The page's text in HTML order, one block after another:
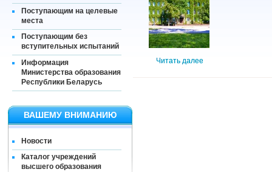
Поступающим на целевые
места
Поступающим без
вступительных испытаний
Информация
Министерства образования
Республики Беларусь
ВАШЕМУ ВНИМАНИЮ
Новости
Каталог учреждений
высшего образования
Читать далее